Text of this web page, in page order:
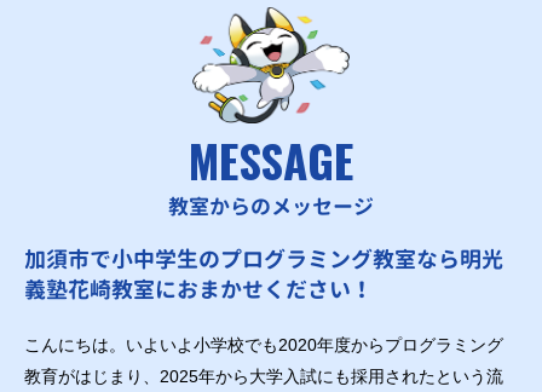
MESSAGE
教室からのメッセージ
加須市で小中学生のプログラミング教室なら明光
義塾花崎教室におまかせください！
こんにちは。いよいよ小学校でも2020年度からプログラミング
教育がはじまり、2025年から大学入試にも採用されたという流